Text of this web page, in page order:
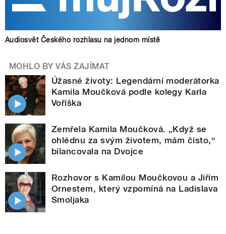
Audiosvět Českého rozhlasu na jednom místě
MOHLO BY VÁS ZAJÍMAT
Úžasné životy: Legendární moderátorka
Kamila Moučková podle kolegy Karla
Voříška
Zemřela Kamila Moučková. „Když se
ohlédnu za svým životem, mám čisto,“
bilancovala na Dvojce
Rozhovor s Kamilou Moučkovou a Jiřím
Ornestem, který vzpomíná na Ladislava
Smoljaka